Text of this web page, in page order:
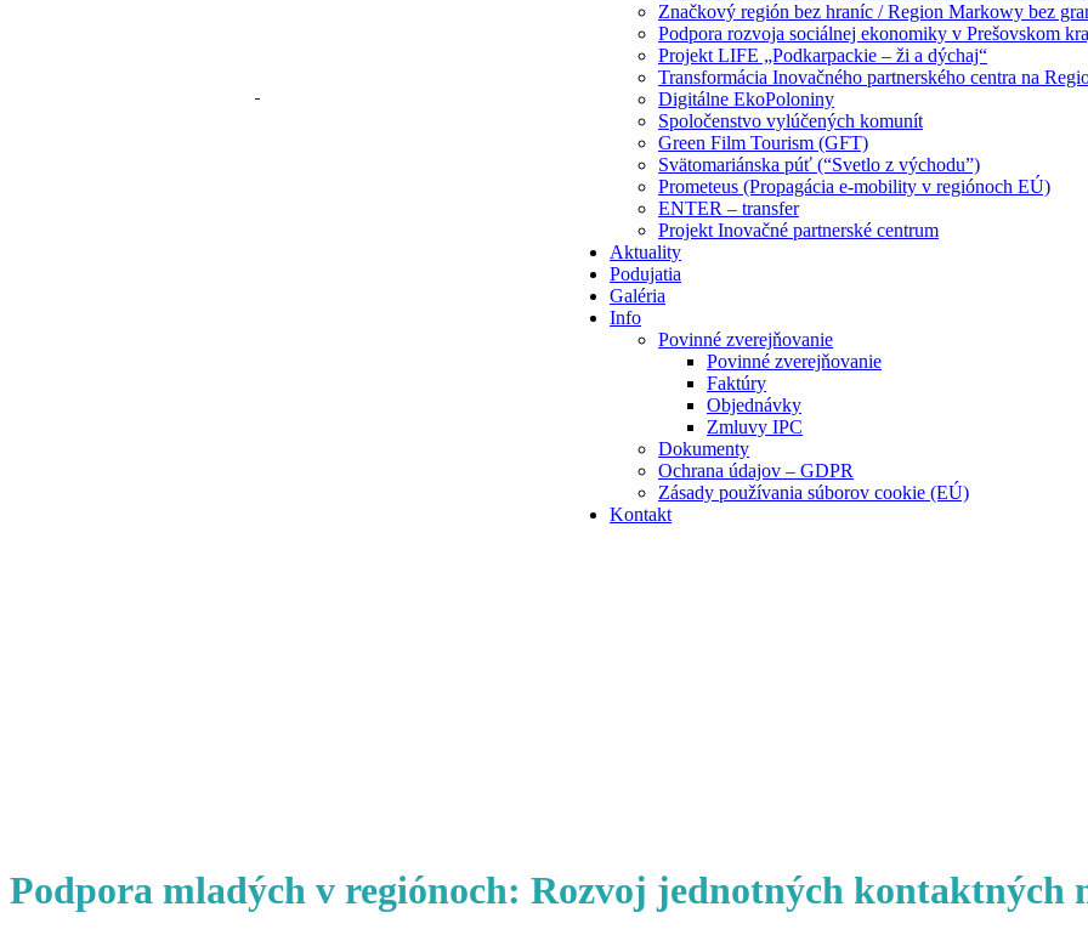
Značkový región bez hraníc / Region Markowy bez
Podpora rozvoja sociálnej ekonomiky v Prešovskom
Projekt LIFE „Podkarpackie – ži a dýchaj“
Transformácia Inovačného partnerského centra na
Digitálne EkoPoloniny
Spoločenstvo vylúčených komunít
Green Film Tourism (GFT)
Svätomariánska púť (“Svetlo z východu”)
Prometeus (Propagácia e-mobility v regiónoch EÚ)
ENTER – transfer
Projekt Inovačné partnerské centrum
Aktuality
Podujatia
Galéria
Info
Povinné zverejňovanie
Povinné zverejňovanie
Faktúry
Objednávky
Zmluvy IPC
Dokumenty
Ochrana údajov – GDPR
Zásady používania súborov cookie (EÚ)
Kontakt
Podpora mladých v regiónoch: Rozvoj jednotných kontaktných